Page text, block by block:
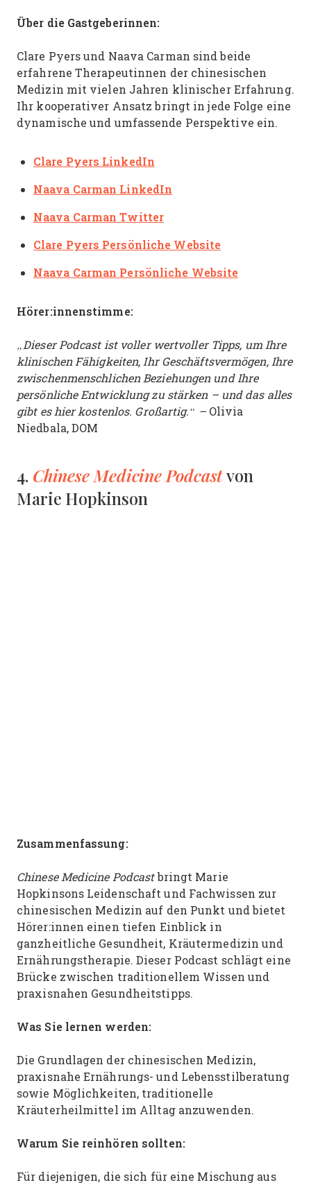
Über die Gastgeberinnen:
Clare Pyers und Naava Carman sind beide
erfahrene Therapeutinnen der chinesischen
Medizin mit vielen Jahren klinischer Erfahrung.
Ihr kooperativer Ansatz bringt in jede Folge eine
dynamische und umfassende Perspektive ein.
Clare Pyers LinkedIn
Naava Carman LinkedIn
Naava Carman Twitter
Clare Pyers Persönliche Website
Naava Carman Persönliche Website
Hörer:innenstimme:
„Dieser Podcast ist voller wertvoller Tipps, um Ihre
klinischen Fähigkeiten, Ihr Geschäftsvermögen, Ihre
zwischenmenschlichen Beziehungen und Ihre
persönliche Entwicklung zu stärken – und das alles
gibt es hier kostenlos. Großartig.“ –Olivia
Niedbala, DOM
4. Chinese Medicine Podcastvon
Marie Hopkinson
Zusammenfassung:
Chinese Medicine Podcastbringt Marie
Hopkinsons Leidenschaft und Fachwissen zur
chinesischen Medizin auf den Punkt und bietet
Hörer:innen einen tiefen Einblick in
ganzheitliche Gesundheit, Kräutermedizin und
Ernährungstherapie. Dieser Podcast schlägt eine
Brücke zwischen traditionellem Wissen und
praxisnahen Gesundheitstipps.
Was Sie lernen werden:
Die Grundlagen der chinesischen Medizin,
praxisnahe Ernährungs- und Lebensstilberatung
sowie Möglichkeiten, traditionelle
Kräuterheilmittel im Alltag anzuwenden.
Warum Sie reinhören sollten:
Für diejenigen, die sich für eine Mischung aus